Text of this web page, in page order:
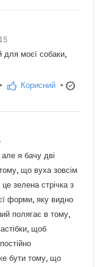
для моєї собаки,
• Корисний •
я бачу дві
що вуха зовсім
зелена стрічка з
форми, яку видно
полягає в тому,
щоб
бути тому, що